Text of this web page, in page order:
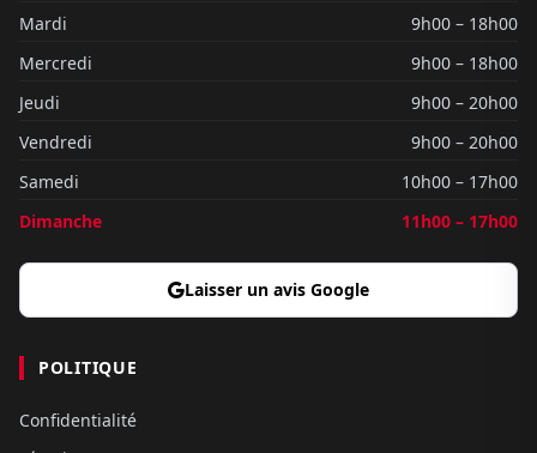
Mardi
9h00 – 18h00
Mercredi
9h00 – 18h00
Jeudi
9h00 – 20h00
Vendredi
9h00 – 20h00
Samedi
10h00 – 17h00
Dimanche
11h00 – 17h00
Laisser un avis Google
POLITIQUE
Confidentialité